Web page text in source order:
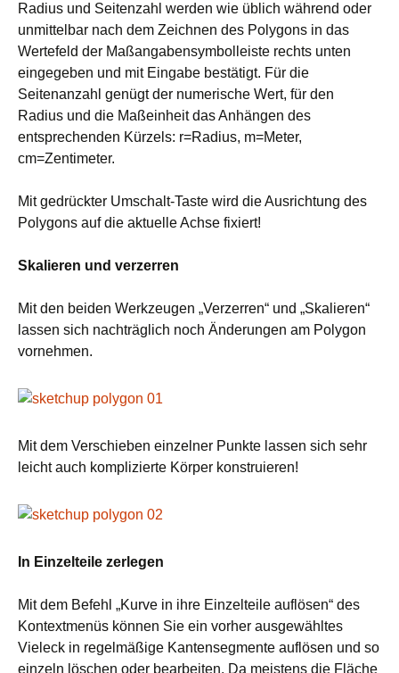
Radius und Seitenzahl werden wie üblich während oder
unmittelbar nach dem Zeichnen des Polygons in das
Wertefeld der Maßangabensymbolleiste rechts unten
eingegeben und mit Eingabe bestätigt. Für die
Seitenanzahl genügt der numerische Wert, für den
Radius und die Maßeinheit das Anhängen des
entsprechenden Kürzels: r=Radius, m=Meter,
cm=Zentimeter.
Mit gedrückter Umschalt-Taste wird die Ausrichtung des
Polygons auf die aktuelle Achse fixiert!
Skalieren und verzerren
Mit den beiden Werkzeugen „Verzerren“ und „Skalieren“
lassen sich nachträglich noch Änderungen am Polygon
vornehmen.
Mit dem Verschieben einzelner Punkte lassen sich sehr
leicht auch komplizierte Körper konstruieren!
In Einzelteile zerlegen
Mit dem Befehl „Kurve in ihre Einzelteile auflösen“ des
Kontextmenüs können Sie ein vorher ausgewähltes
Vieleck in regelmäßige Kantensegmente auflösen und so
einzeln löschen oder bearbeiten. Da meistens die Fläche